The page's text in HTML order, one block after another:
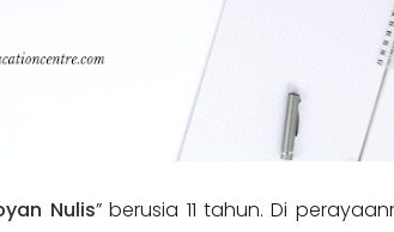
Nulis” berusia 11 tahun. Di